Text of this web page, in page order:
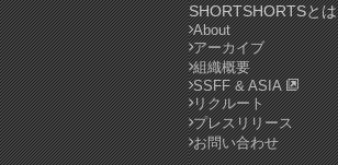
SHORTSHORTSとは
About
アーカイブ
組織概要
SSFF & ASIA
リクルート
プレスリリース
お問い合わせ